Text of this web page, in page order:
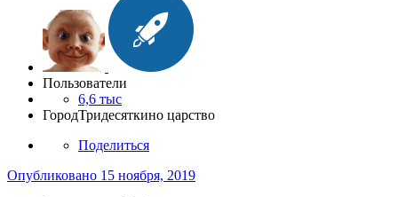
Пользователи
6,6 тыс
ГородТридесяткино царство
Поделиться
Опубликовано 15 ноября, 2019